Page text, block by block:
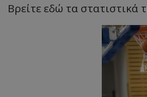
Βρείτε εδώ τα στατιστικά